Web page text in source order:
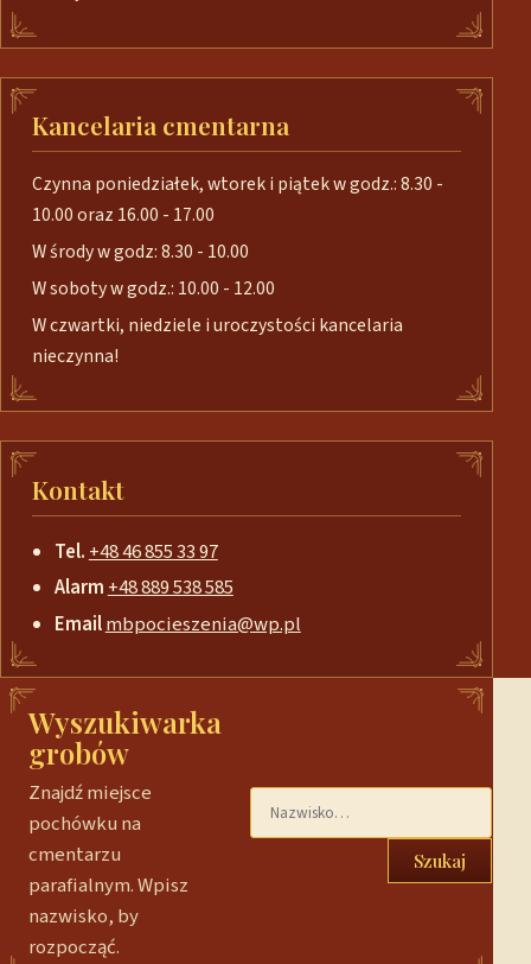
Kancelaria cmentarna
Czynna poniedziałek, wtorek i piątek w godz.: 8.30 -
10.00 oraz 16.00 - 17.00
W środy w godz: 8.30 - 10.00
W soboty w godz.: 10.00 - 12.00
W czwartki, niedziele i uroczystości kancelaria
nieczynna!
Kontakt
Tel. +48 46 855 33 97
Alarm+48 889 538 585
Emailmbpocieszenia@wp.pl
Wyszukiwarka
grobów
Znajdź miejsce
pochówku na
cmentarzu
parafialnym. Wpisz
nazwisko, by
rozpocząć.
Szukaj